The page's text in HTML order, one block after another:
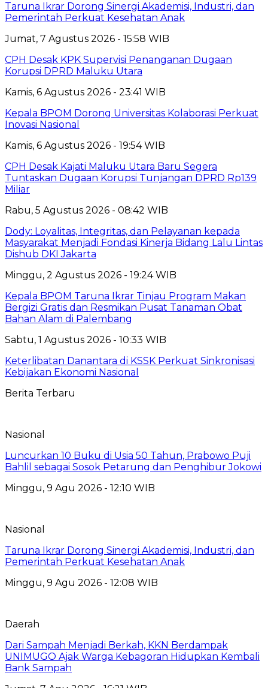
Taruna Ikrar Dorong Sinergi Akademisi, Industri, dan
Pemerintah Perkuat Kesehatan Anak
Jumat, 7 Agustus 2026 - 15:58 WIB
CPH Desak KPK Supervisi Penanganan Dugaan
Korupsi DPRD Maluku Utara
Kamis, 6 Agustus 2026 - 23:41 WIB
Kepala BPOM Dorong Universitas Kolaborasi Perkuat
Inovasi Nasional
Kamis, 6 Agustus 2026 - 19:54 WIB
CPH Desak Kajati Maluku Utara Baru Segera
Tuntaskan Dugaan Korupsi Tunjangan DPRD Rp139
Miliar
Rabu, 5 Agustus 2026 - 08:42 WIB
Dody: Loyalitas, Integritas, dan Pelayanan kepada
Masyarakat Menjadi Fondasi Kinerja Bidang Lalu Lintas
Dishub DKI Jakarta
Minggu, 2 Agustus 2026 - 19:24 WIB
Kepala BPOM Taruna Ikrar Tinjau Program Makan
Bergizi Gratis dan Resmikan Pusat Tanaman Obat
Bahan Alam di Palembang
Sabtu, 1 Agustus 2026 - 10:33 WIB
Keterlibatan Danantara di KSSK Perkuat Sinkronisasi
Kebijakan Ekonomi Nasional
Berita Terbaru
Nasional
Luncurkan 10 Buku di Usia 50 Tahun, Prabowo Puji
Bahlil sebagai Sosok Petarung dan Penghibur Jokowi
Minggu, 9 Agu 2026 - 12:10 WIB
Nasional
Taruna Ikrar Dorong Sinergi Akademisi, Industri, dan
Pemerintah Perkuat Kesehatan Anak
Minggu, 9 Agu 2026 - 12:08 WIB
Daerah
Dari Sampah Menjadi Berkah, KKN Berdampak
UNIMUGO Ajak Warga Kebagoran Hidupkan Kembali
Bank Sampah